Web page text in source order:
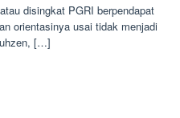
disingkat PGRI berpendapat
orientasinya usai tidak menjadi
[…]